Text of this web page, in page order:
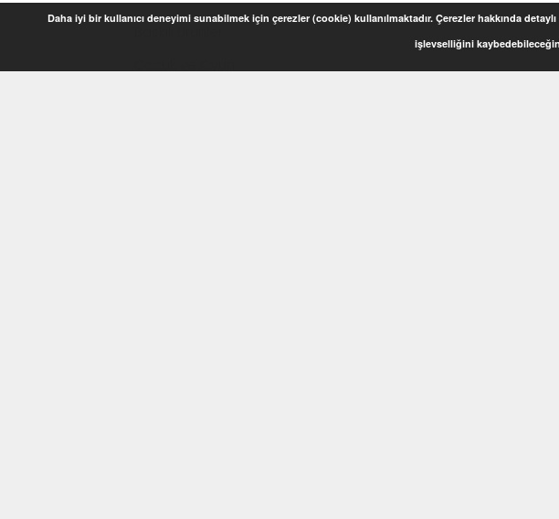
Daha iyi bir kullanıcı deneyimi sunabilmek için çerezler (cookie) kullanılmaktadır. Çerezler hakkında
işlevselliğini